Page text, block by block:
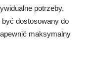
potrzeby.
być dostosowany do
maksymalny